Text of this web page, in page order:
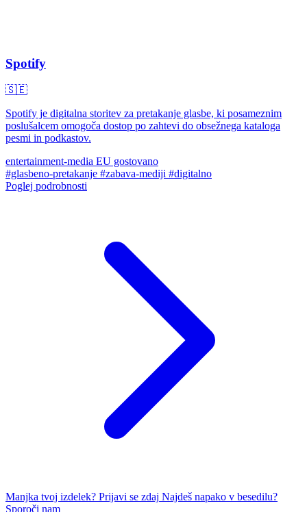
Spotify
🇸🇪
Spotify je digitalna storitev za pretakanje glasbe, ki posameznim
poslušalcem omogoča dostop po zahtevi do obsežnega kataloga
pesmi in podkastov.
entertainment-media EU gostovano
#glasbeno-pretakanje #zabava-mediji #digitalno
Poglej podrobnosti
Manjka tvoj izdelek? Prijavi se zdaj Najdeš napako v besedilu?
Sporoči nam